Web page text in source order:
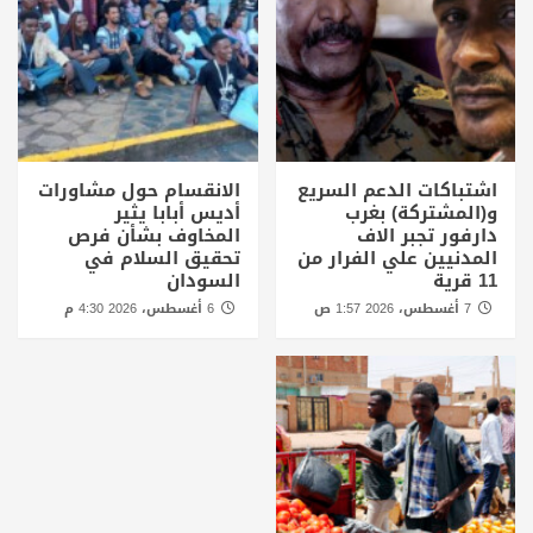
اشتباكات الدعم السريع
و(المشتركة) بغرب
دارفور تجبر الاف
المدنيين علي الفرار من
11 قرية
الانقسام حول مشاورات
أديس أبابا يثير
المخاوف بشأن فرص
تحقيق السلام في
السودان
6 أغسطس، 2026 4:30 م